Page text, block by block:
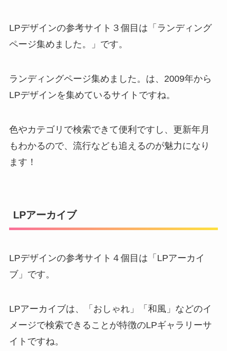
LPデザインの参考サイト３個目は「ランディング
ページ集めました。」です。
ランディングページ集めました。は、2009年から
LPデザインを集めているサイトですね。
色やカテゴリで検索できて便利ですし、更新年月
もわかるので、流行なども追えるのが魅力になり
ます！
LPアーカイブ
LPデザインの参考サイト４個目は「LPアーカイ
ブ」です。
LPアーカイブは、「おしゃれ」「和風」などのイ
メージで検索できることが特徴のLPギャラリーサ
イトですね。